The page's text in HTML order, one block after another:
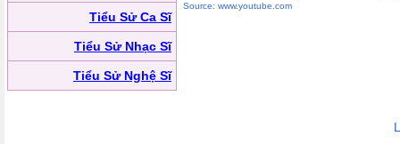
Tiểu Sử Ca Sĩ
Tiểu Sử Nhạc Sĩ
Tiểu Sử Nghệ Sĩ
Source: www.youtube.com